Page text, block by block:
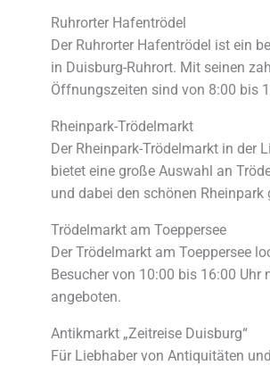
Ruhrorter Hafentrödel
Der Ruhrorter Hafentrödel ist ein
in Duisburg-Ruhrort. Mit seinen
Öffnungszeiten sind von 8:00 bis
Rheinpark-Trödelmarkt
Der Rheinpark-Trödelmarkt in
bietet eine große Auswahl an
und dabei den schönen Rheinpark
Trödelmarkt am Toeppersee
Der Trödelmarkt am Toeppersee
Besucher von 10:00 bis 16:00
angeboten.
Antikmarkt „Zeitreise Duisburg“
Für Liebhaber von Antiquitäten